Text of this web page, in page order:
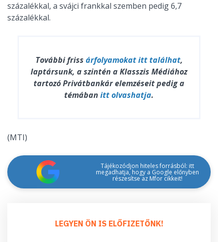
százalékkal, a svájci frankkal szemben pedig 6,7
százalékkal.
További friss árfolyamokat itt találhat,
laptársunk, a szintén a Klasszis Médiához
tartozó Privátbankár elemzéseit pedig a
témában itt olvashatja.
(MTI)
Tájékozódjon hiteles forrásból: itt
megadhatja, hogy a Google előnyben
részesítse az Mfor cikkeit!
LEGYEN ÖN IS ELŐFIZETŐNK!